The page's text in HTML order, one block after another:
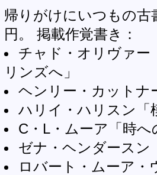
帰りがけにいつもの古
円。 掲載作覚書き：
チャド・オリヴァー
リンズへ」
ヘンリー・カット
ハリイ・ハリスン「
C・L・ムーア「時へ
ゼナ・ヘンダースン
ロバート・ムーア・